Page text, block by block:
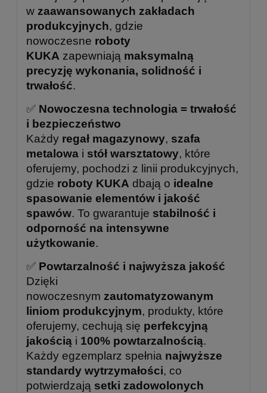
w zaawansowanych zakładach
produkcyjnych, gdzie
nowoczesne roboty
KUKA zapewniają maksymalną
precyzję wykonania, solidność i
trwałość.
✅ Nowoczesna technologia = trwałość
i bezpieczeństwo
Każdy regał magazynowy, szafa
metalowa i stół warsztatowy, które
oferujemy, pochodzi z linii produkcyjnych,
gdzie roboty KUKA dbają o idealne
spasowanie elementów i jakość
spawów. To gwarantuje stabilność i
odporność na intensywne
użytkowanie.
✅ Powtarzalność i najwyższa jakość
Dzięki
nowoczesnym zautomatyzowanym
liniom produkcyjnym, produkty, które
oferujemy, cechują się perfekcyjną
jakością i 100% powtarzalnością.
Każdy egzemplarz spełnia najwyższe
standardy wytrzymałości, co
potwierdzają setki zadowolonych